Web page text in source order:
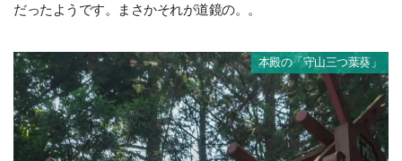
だったようです。まさかそれが道鏡の。。
本殿の「守山三つ葉葵」